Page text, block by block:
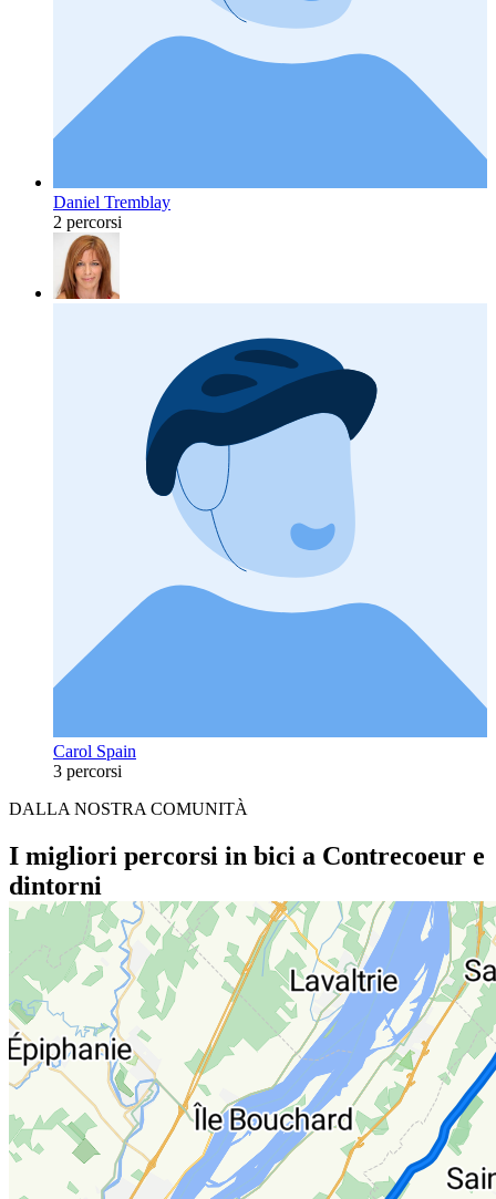
Daniel Tremblay
2 percorsi
Carol Spain
3 percorsi
DALLA NOSTRA COMUNITÀ
I migliori percorsi in bici a Contrecoeur e
dintorni